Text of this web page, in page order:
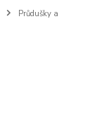
Průdušky a